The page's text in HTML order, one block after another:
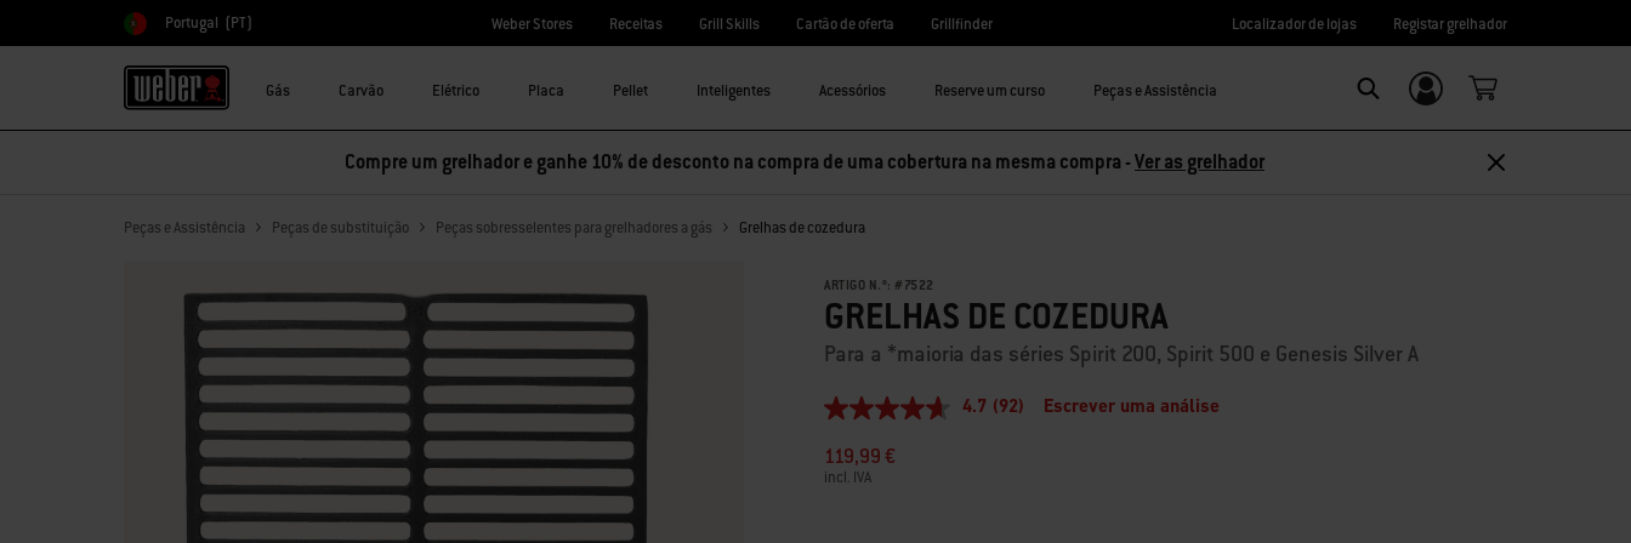
Escolher país
Portugal (PT) Weber Stores Receitas Grill Skills Cartão de oferta Grillfinder Localizador de lojas Registar grelhador
Gás Carvão Elétrico Placa Pellet Inteligentes Acessórios Reserve um curso Peças e Assistência Login/Registo
Compre um grelhador e ganhe 10% de desconto na compra de uma cobertura na mesma compra -Ver as grelhador
Peças e Assistência Peças de substituição Peças sobresselentes para grelhadores a gás Grelhas de cozedura
ARTIGO N.º: # 7522
GRELHAS DE COZEDURA
Para a *maioria das séries Spirit 200, Spirit 500 e Genesis Silver A
4.7
5
estrelas,
4.7 (92) Escrever uma análise
119,99 €
incl. IVA